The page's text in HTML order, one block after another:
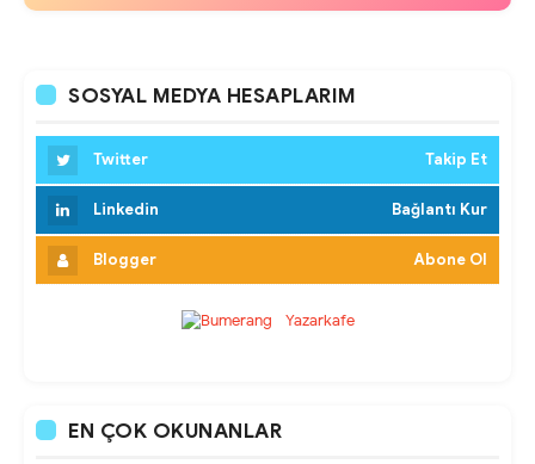
SOSYAL MEDYA HESAPLARIM
Twitter Takip Et
Linkedin Bağlantı Kur
Blogger Abone Ol
EN ÇOK OKUNANLAR